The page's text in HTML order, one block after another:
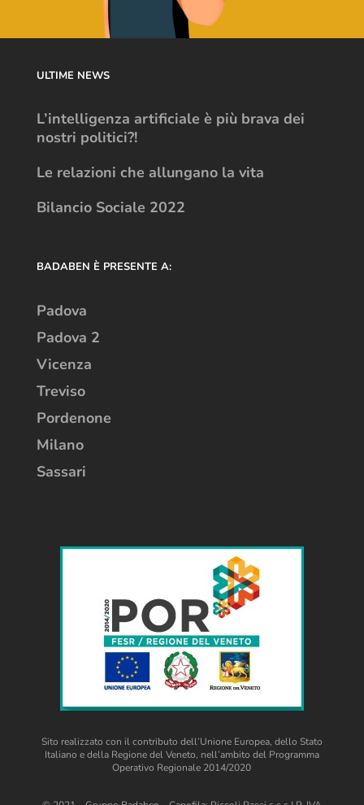
ULTIME NEWS
L’intelligenza artificiale è più brava dei
nostri politici?!
Le relazioni che allungano la vita
Bilancio Sociale 2022
BADABEN È PRESENTE A:
Padova
Padova 2
Vicenza
Treviso
Pordenone
Milano
Sassari
Sito realizzato con il contributo dell’Unione Europea, dello Stato
Italiano e della Regione del Veneto, nell’ambito del Programma
Operativo Regionale 2014/2020